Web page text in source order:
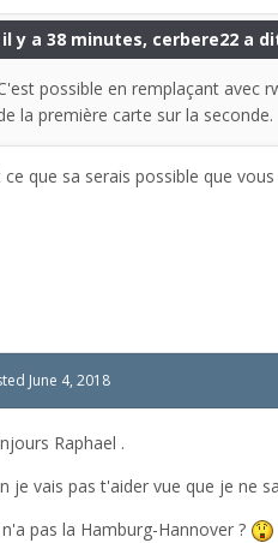
il y a 38 minutes, cerbere22 a
possible en remplaçant avec
la première carte sur la seconde.
ce que sa serais possible que
June 4, 2018
Raphael .
je vais pas t'aider vue que je ne
pas la Hamburg-Hannover ?